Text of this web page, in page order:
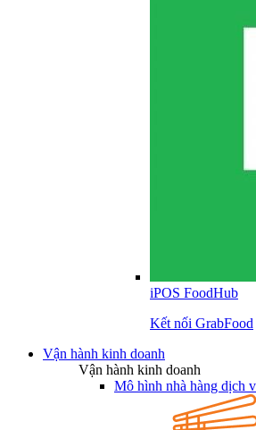
iPOS FoodHub
Kết nối GrabFood
Vận hành kinh doanh
Vận hành kinh doanh
Mô hình nhà hàng dịch